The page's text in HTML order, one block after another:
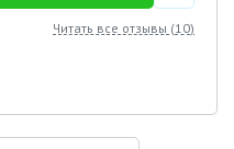
Читать все отзывы (10)